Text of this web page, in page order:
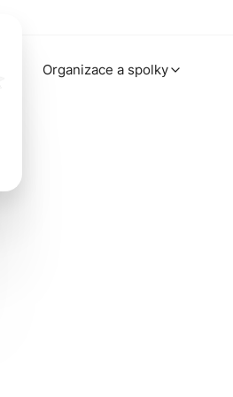
Organizace a spolky